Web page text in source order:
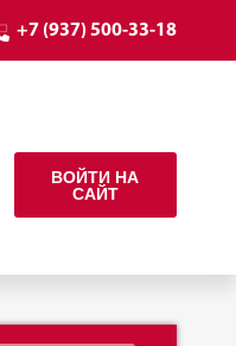
+7 (937) 500-33-18
ВОЙТИ НА
САЙТ